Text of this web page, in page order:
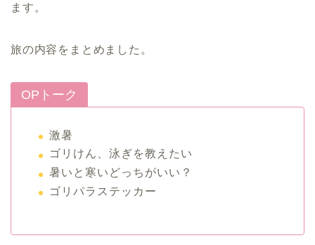
ます。
旅の内容をまとめました。
OPトーク
激暑
ゴリけん、泳ぎを教えたい
暑いと寒いどっちがいい？
ゴリパラステッカー